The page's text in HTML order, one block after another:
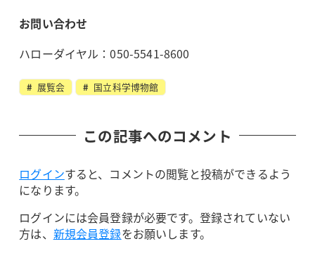
お問い合わせ
ハローダイヤル：050-5541-8600
展覧会 国立科学博物館
この記事へのコメント
ログインすると、コメントの閲覧と投稿ができるよう
になります。
ログインには会員登録が必要です。登録されていない
方は、 新規会員登録をお願いします。